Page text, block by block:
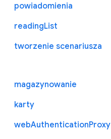
powiadomienia
readingList
tworzenie scenariusza
magazynowanie
karty
webAuthenticationProxy